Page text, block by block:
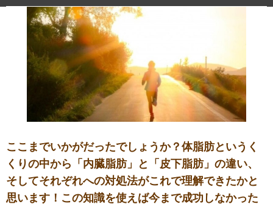
ここまでいかがだったでしょうか？体脂肪というく
くりの中から「内臓脂肪」と「皮下脂肪」の違い、
そしてそれぞれへの対処法がこれで理解できたかと
思います！この知識を使えば今まで成功しなかった